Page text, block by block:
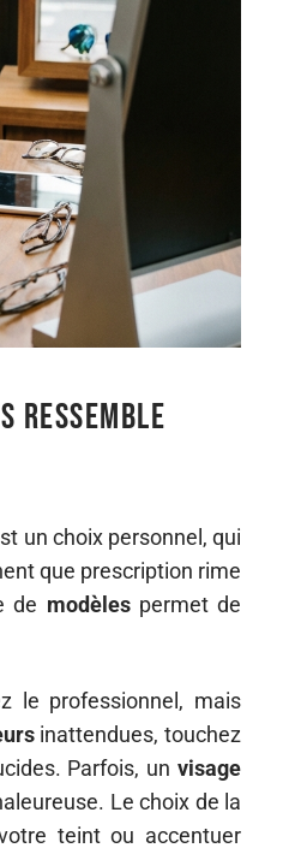
ressemble
un choix personnel, qui
que prescription rime
de modèlespermet de
le professionnel, mais
inattendues, touchez
Parfois, un visage
Le choix de la
teint ou accentuer